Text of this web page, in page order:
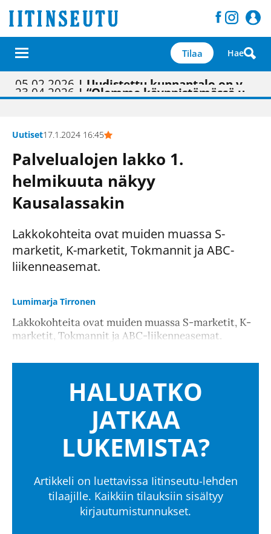
Tilaa Hae
01.02.2026 | Painon vaihtumisen pitäisi näkyä hieman parempana painojäljen laatuna lehdessä
05.02.2026 | Uudistettu kunnantalo on valoisa
23.04.2026 | “Olemme käynnistämässä uudelleen keskustavisiotyön”
09.05.2026| "Maalla on totuttu elämään omavaraisemmin kuin kaupungissa"
Uutiset17.1.2024 16:45
Palvelualojen lakko 1.
helmikuuta näkyy
Kausalassakin
Lakkokohteita ovat muiden muassa S-
marketit, K-marketit, Tokmannit ja ABC-
liikenneasemat.
Lumimarja Tirronen
Lakkokohteita ovat muiden muassa S-marketit, K-
marketit, Tokmannit ja ABC-liikenneasemat.
HALUATKO
JATKAA
LUKEMISTA?
Artikkeli on luettavissa Iitinseutu-lehden
tilaajille. Kaikkiin tilauksiin sisältyy
kirjautumistunnukset.